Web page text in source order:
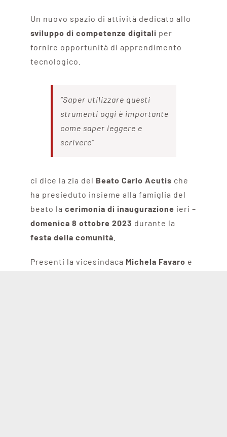
Un nuovo spazio di attività dedicato allo
sviluppo di competenze digitali per
fornire opportunità di apprendimento
tecnologico.
“Saper utilizzare questi
strumenti oggi è importante
come saper leggere e
scrivere”
ci dice la zia del Beato Carlo Acutis che
ha presieduto insieme alla famiglia del
beato la cerimonia di inaugurazione ieri –
domenica 8 ottobre 2023 durante la
festa della comunità
Presenti la vicesindaca Michela Favaro e